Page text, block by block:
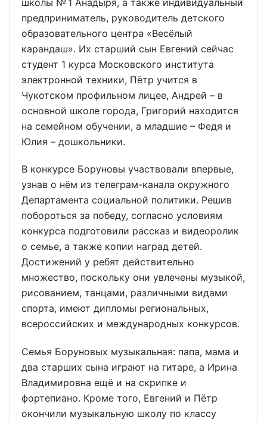
предприниматель, руководитель детского
образовательного центра «Весёлый
карандаш». Их старший сын Евгений сейчас
студент 1 курса Московского института
электронной техники, Пётр учится в
Чукотском профильном лицее, Андрей – в
основной школе города, Григорий находится
на семейном обучении, а младшие – Федя и
Юлия – дошкольники.
В конкурсе Боруновы участвовали впервые,
узнав о нём из телеграм-канала окружного
Департамента социальной политики. Решив
побороться за победу, согласно условиям
конкурса подготовили рассказ и видеоролик
о семье, а также копии наград детей.
Достижений у ребят действительно
множество, поскольку они увлечены музыкой,
рисованием, танцами, различными видами
спорта, имеют дипломы региональных,
всероссийских и международных конкурсов.
Семья Боруновых музыкальная: папа, мама и
два старших сына играют на гитаре, а Ирина
Владимировна ещё и на скрипке и
фортепиано. Кроме того, Евгений и Пётр
окончили музыкальную школу по классу